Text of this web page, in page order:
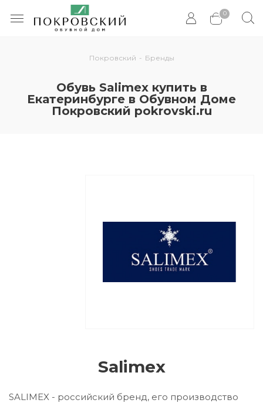
0
Покровский - Бренды
Обувь Salimex купить в
Екатеринбурге в Обувном Доме
Покровский pokrovski.ru
Salimex
SALIMEX - российский бренд, его производство